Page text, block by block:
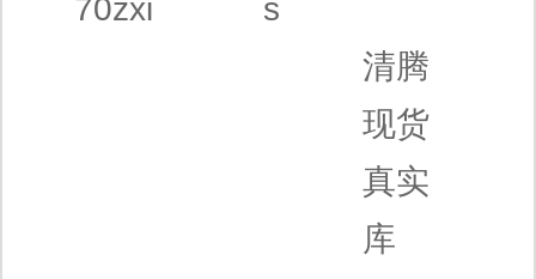
70zxi
s
清腾
现货
真实
库